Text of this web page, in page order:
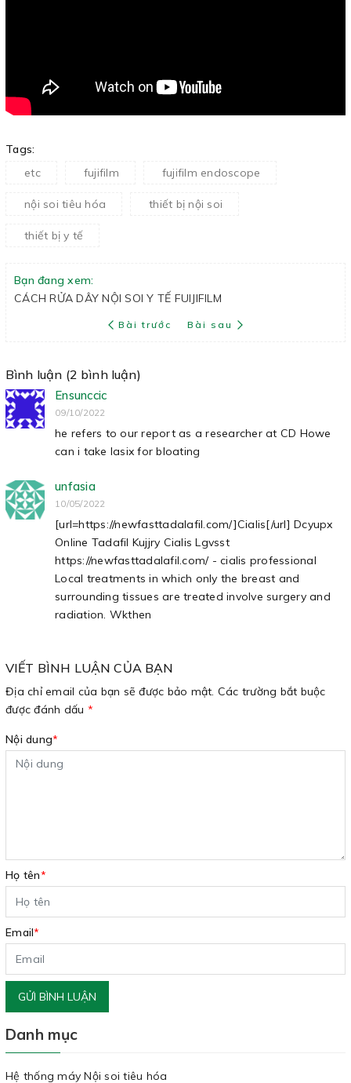
Tags:
etc
fujifilm fujifilm endoscope
nội soi tiêu hóa thiết bị nội soi
thiết bị y tế
Bạn đang xem:
CÁCH RỬA DÂY NỘI SOI Y TẾ FUIJIFILM
Bài trước Bài sau
Bình luận (2 bình luận)
Ensunccic
09/10/2022
he refers to our report as a researcher at CD Howe
can i take lasix for bloating
unfasia
10/05/2022
[url=https://newfasttadalafil.com/]Cialis[/url] Dcyupx
Online Tadafil Kujjry Cialis Lgvsst
https://newfasttadalafil.com/ - cialis professional
Local treatments in which only the breast and
surrounding tissues are treated involve surgery and
radiation. Wkthen
VIẾT BÌNH LUẬN CỦA BẠN
Địa chỉ email của bạn sẽ được bảo mật. Các trường bắt buộc
được đánh dấu *
Nội dung*
Họ tên*
Email*
GỬI BÌNH LUẬN
Danh mục
Hệ thống máy Nội soi tiêu hóa